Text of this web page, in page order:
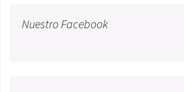
Nuestro Facebook